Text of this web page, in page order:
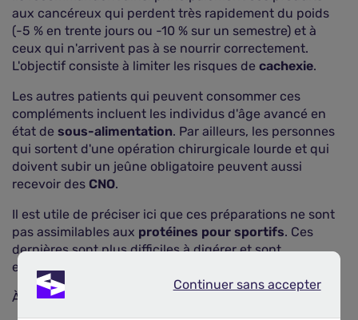
aux cancéreux qui perdent très rapidement du poids
(-5 % en trente jours ou -10 % sur un semestre) et à
ceux qui n'arrivent pas à se nourrir correctement.
L'objectif consiste à limiter les risques de cachexie.
Les autres patients qui peuvent consommer ces
compléments incluent les individus d'âge avancé en
état de sous-alimentation. Par ailleurs, les personnes
qui sortent d'une opération chirurgicale lourde et qui
doivent subir un jeûne obligatoire peuvent aussi
recevoir des CNO.
Il est utile de préciser ici que ces préparations ne sont
pas assimilables aux protéines pour sportifs. Ces
dernières sont plus difficiles à digérer et sont
employées pour optimiser la
À retenir
Les aliments hyperprotéinés permettent de
Continuer sans accepter
Continuer sans accepter